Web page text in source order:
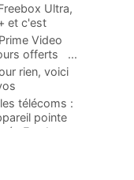
Ultra,
et c'est
Video
offerts
...
rien, voici
...
télécoms :
pointe
Freebox...